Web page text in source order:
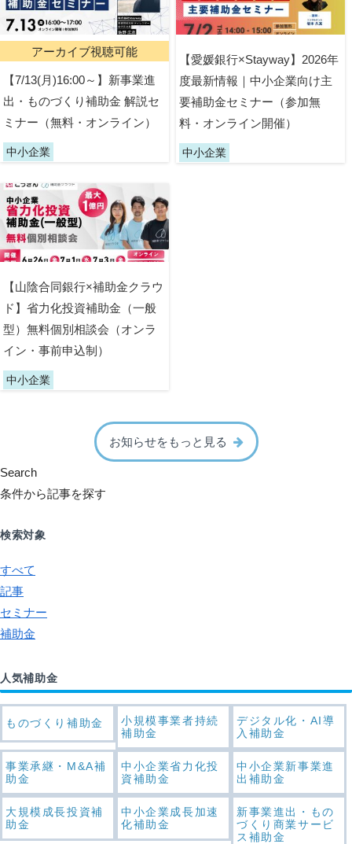
アーカイブ視聴可能
【7/13(月)16:00～】新事業進
出・ものづくり補助金 解説セ
ミナー（無料・オンライン）
中小企業
【愛媛銀行×Stayway】2026年
度最新情報｜中小企業向け主
要補助金セミナー（参加無
料・オンライン開催）
中小企業
【山陰合同銀行×補助金クラウ
ド】省力化投資補助金（一般
型）無料個別相談会（オンラ
イン・事前申込制）
中小企業
お知らせをもっと見る
Search
条件から記事を探す
検索対象
すべて
記事
セミナー
補助金
人気補助金
ものづくり補助金
小規模事業者持続
補助金
デジタル化・AI導
入補助金
事業承継・M&A補
助金
中小企業省力化投
資補助金
中小企業新事業進
出補助金
大規模成長投資補
助金
中小企業成長加速
化補助金
新事業進出・もの
づくり商業サービ
ス補助金